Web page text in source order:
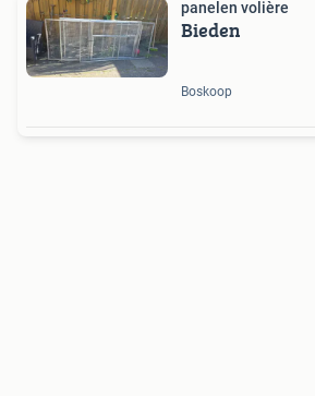
panelen volière
Bieden
Boskoop